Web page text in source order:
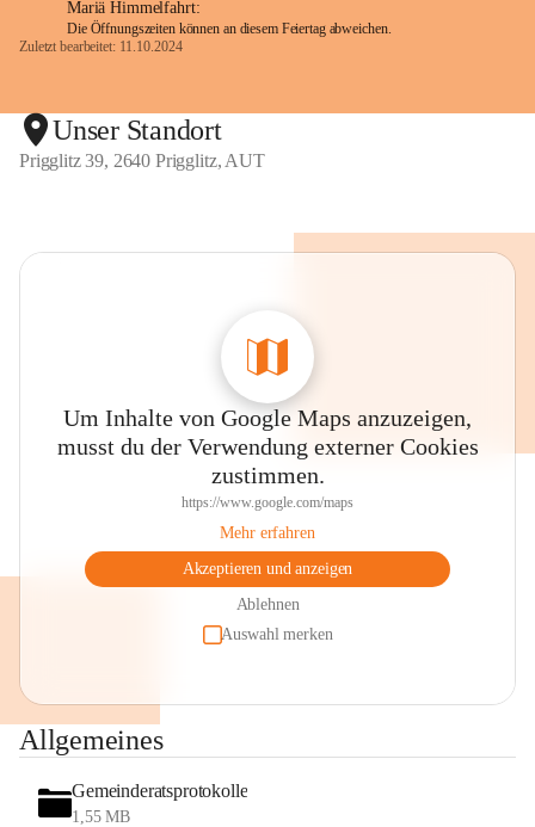
Mariä Himmelfahrt:
Die Öffnungszeiten können an diesem Feiertag abweichen.
Zuletzt bearbeitet: 11.10.2024
Unser Standort
Prigglitz 39, 2640 Prigglitz, AUT
Um Inhalte von Google Maps anzuzeigen,
musst du der Verwendung externer Cookies
zustimmen.
https://www.google.com/maps
Mehr erfahren
Akzeptieren und anzeigen
Ablehnen
Auswahl merken
Allgemeines
Gemeinderatsprotokolle
1,55 MB